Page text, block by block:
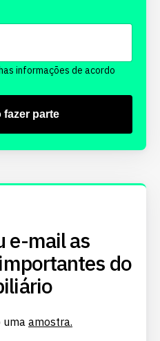
informações de acordo
fazer parte
e-mail as
do
uma amostra.